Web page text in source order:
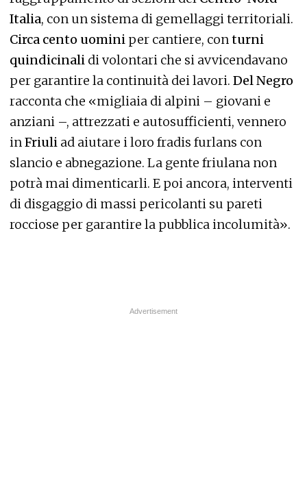
Italia, con un sistema di gemellaggi territoriali.
Circa cento uomini per cantiere, conturni
quindicinali di volontari che si avvicendavano
per garantire la continuità dei lavori. Del Negro
racconta che «migliaia di alpini – giovani e
anziani –, attrezzati e autosufficienti, vennero
inFriuli ad aiutare i loro fradis furlans con
slancio e abnegazione. La gente friulana non
potrà mai dimenticarli. E poi ancora, interventi
di disgaggio di massi pericolanti su pareti
rocciose per garantire la pubblica incolumità».